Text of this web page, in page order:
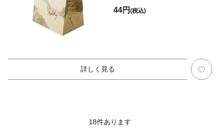
44円(税込)
詳しく見る
18件あります